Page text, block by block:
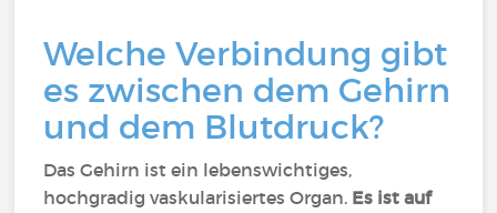
Welche Verbindung gibt
es zwischen dem Gehirn
und dem Blutdruck?
Das Gehirn ist ein lebenswichtiges,
hochgradig vaskularisiertes Organ. Es ist auf